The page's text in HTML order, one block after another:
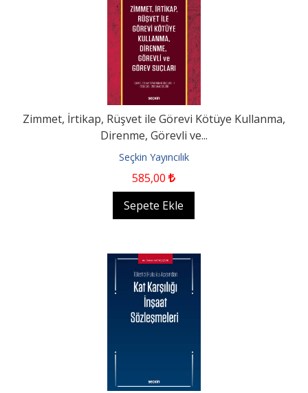
Zimmet, İrtikap, Rüşvet ile Görevi Kötüye Kullanma,
Direnme, Görevli ve...
Seçkin Yayıncılık
585,00
Sepete Ekle